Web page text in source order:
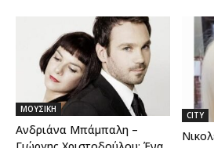
ΜΟΥΣΙΚΗ
Ανδριάνα Μπάμπαλη –
CITY